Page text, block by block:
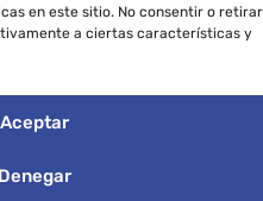
en este sitio. No consentir o
a ciertas características y
Aceptar
Denegar